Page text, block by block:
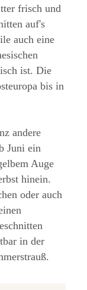
frisch und
auf's
auch eine
ist. Die
bis in
andere
Juni ein
Auge
hinein.
oder auch
in der